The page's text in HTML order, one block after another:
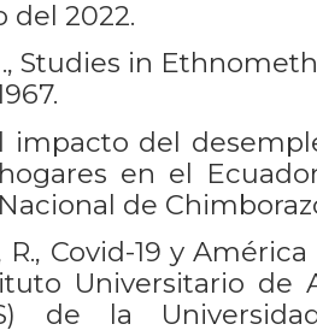
del 2022.
Studies in
impacto del
en el
de
R., Covid-19 y
Universitario de
de la